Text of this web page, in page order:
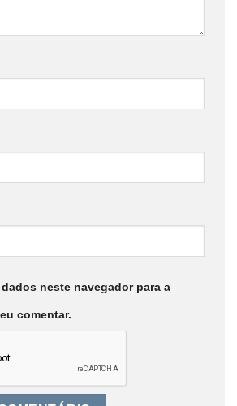
neste navegador para a
comentar.